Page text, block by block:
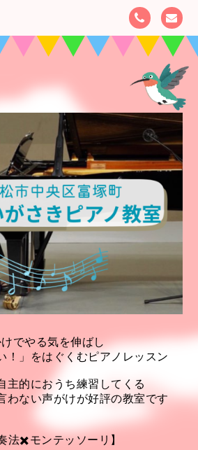
でやる気を伸ばし
！」をはぐくむピアノレッスン
主的におうち練習してくる
わない声がけが好評の教室です
法✖️モンテッソーリ】